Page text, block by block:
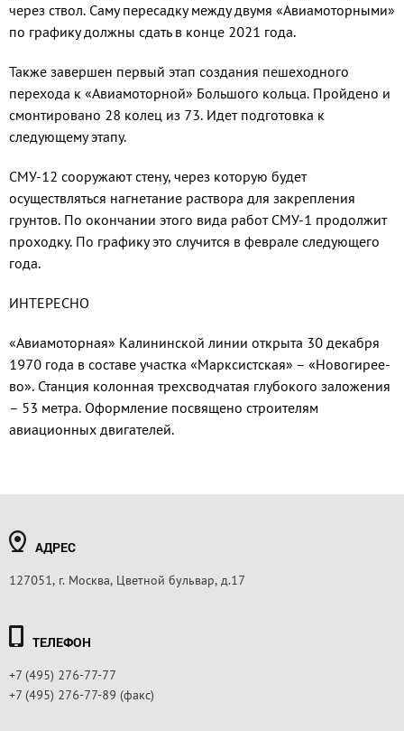
через ствол. Саму пересадку меж­ду двумя «Авиамоторными»
по графику должны сдать в конце 2021 года.
Также завершен первый этап созда­ния пешеходного
перехода к «Авиамотор­ной» Большого кольца. Пройдено и
смон­тировано 28 колец из 73. Идет подготовка к
следующему этапу.
СМУ-12 сооружают стену, через ко­торую будет
осуществляться нагнетание раствора для закрепления
грунтов. По окончании этого вида работ СМУ-1 про­должит
проходку. По графику это случит­ся в феврале следующего
года.
ИНТЕРЕСНО
«Авиамоторная» Калининской линии открыта 30 декабря
1970 года в соста­ве участка «Марксистская» – «Новогирее­
во». Станция колонная трехсводчатая глу­бокого заложения
– 53 метра. Оформление посвящено строителям
авиационных дви­гателей.
АДРЕС
127051, г. Москва, Цветной бульвар, д.17
ТЕЛЕФОН
+7 (495) 276-77-77
+7 (495) 276-77-89 (факс)